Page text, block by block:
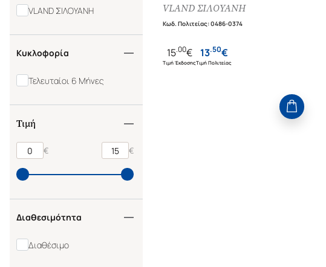
VLAND ΣΙΛΟΥΑΝΗ
Κυκλοφορία
Τελευταίοι 6 Μήνες
Τιμή
€ €
Διαθεσιμότητα
Διαθέσιμο
VLAND ΣΙΛΟΥΑΝΗ
Κωδ. Πολιτείας:0486-0374
15.00€
Τιμή Έκδοσης
13.50€
Τιμή Πολιτείας